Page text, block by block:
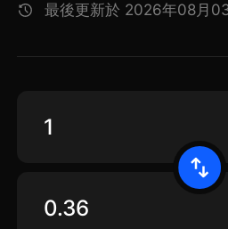
最後更新於 2026年08月